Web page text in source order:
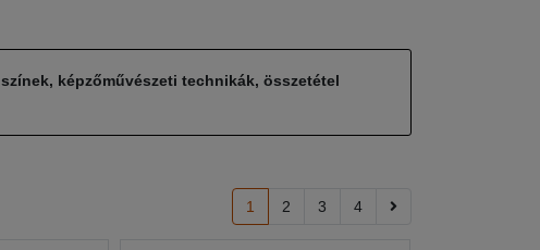
színek, képzőművészeti technikák, összetétel
1 2 3 4